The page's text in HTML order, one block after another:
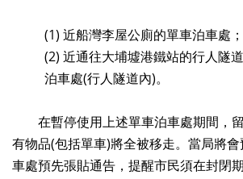
(1) 近船灣李屋公廁的單車泊車處
(2) 近通往大埔墟港鐵站的行人隧
泊車處(行人隧道內)。
在暫停使用上述單車泊車處期間，
有物品(包括單車)將全被移走。當局將
車處預先張貼通告，提醒市民須在封閉